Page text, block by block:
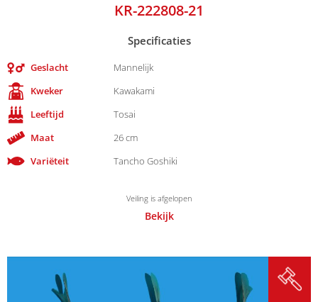
KR-222808-21
Specificaties
Geslacht
Mannelijk
Kweker
Kawakami
Leeftijd
Tosai
Maat
26 cm
Variëteit
Tancho Goshiki
Veiling is afgelopen
Bekijk